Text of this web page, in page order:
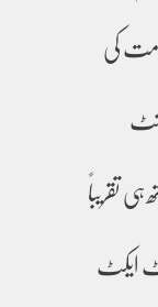
کی
ہی تقریباً
ایکٹ